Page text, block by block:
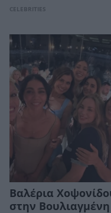
CELEBRITIES
Βαλέρια
στην Βουλιαγμένη